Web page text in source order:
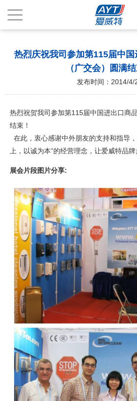
热烈庆祝我司参加第115届中
（广交会）圆满结
发布时间：2014/4/
热烈祝贺我司参加第115届中国进出口商
结束！
在此，衷心感谢中外朋友的支持和指导
上，以诚为本”的经营理念，让爱威特品牌
展会片段图片分享: